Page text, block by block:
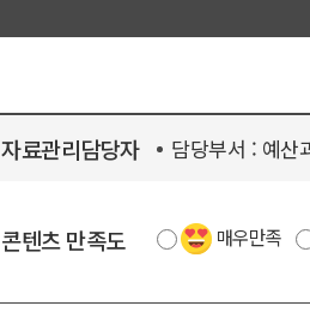
자료관리담당자 담당부서 : 예산
콘텐츠 만족도 매우만족